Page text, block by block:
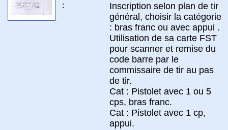
:
Inscription selon plan de tir
général, choisir la catégorie
: bras franc ou avec appui .
Utilisation de sa carte FST
pour scanner et remise du
code barre par le
commissaire de tir au pas
de tir.
Cat : Pistolet avec 1 ou 5
cps, bras franc.
Cat : Pistolet avec 1 cp,
appui.